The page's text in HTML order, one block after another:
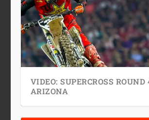
VIDEO: SUPERCROSS ROUND
ARIZONA